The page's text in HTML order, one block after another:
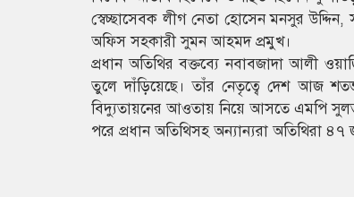
স্বেচ্ছাসেবক লীগ নেতা হোসেন মনসুর
অফিস সহকারী সুমন আহমদ প্রমুখ।
প্রধান অতিথির বক্তব্যে নবাবজাদা আলী
তুলে দাঁড়িয়েছে। তাঁর নেতৃত্বে দেশ আজ
বিদ্যুতায়নের আওতায় নিয়ে আসতে এমপি
পরে প্রধান অতিথিসহ অন্যান্যরা অতিথিরা